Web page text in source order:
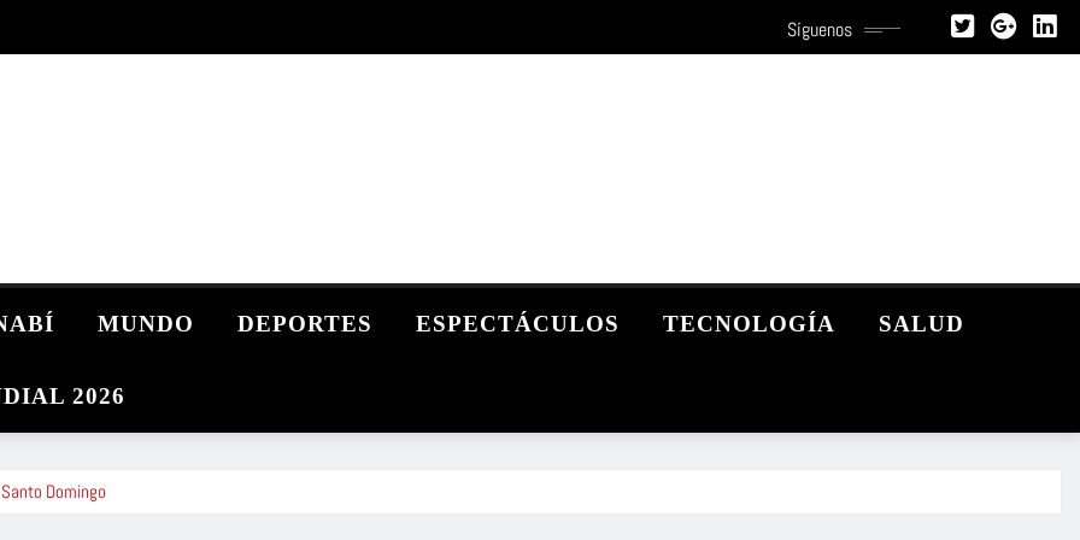
Síguenos
MUNDO DEPORTES ESPECTÁCULOS TECNOLOGÍA SALUD
2026
Domingo